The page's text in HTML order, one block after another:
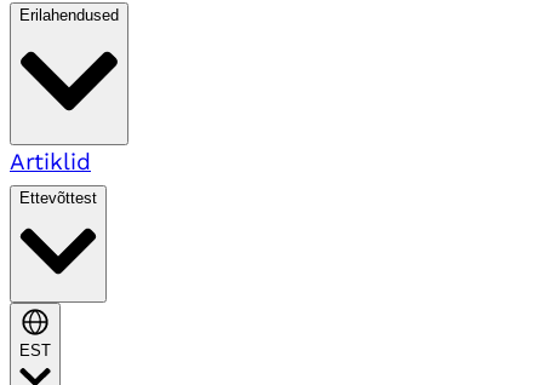
Erilahendused
Artiklid
Ettevõttest
EST